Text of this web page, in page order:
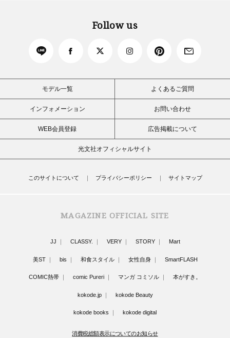
Follow us
モデル一覧 よくあるご質問
インフォメーション お問い合わせ
WEB会員登録 広告掲載について
光文社オフィシャルサイト
このサイトについて プライバシーポリシー サイトマップ
MAGAZINE OFFICIAL SITE
JJ CLASSY. VERY STORY Mart
美ST bis 和食スタイル 女性自身 SmartFLASH
COMIC熱帯 comic Pureri マンガ コミソル 本がすき。
kokode.jp kokode Beauty
kokode books kokode digital
消費税総額表示についてのお知らせ